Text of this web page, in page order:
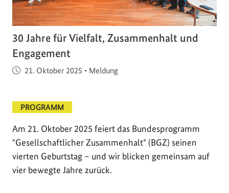
30 Jahre für Vielfalt, Zusammenhalt und
Engagement
Veröffentlicht am
21. Oktober 2025 • Meldung
PROGRAMM
Am 21. Oktober 2025 feiert das Bundesprogramm
"Gesellschaftlicher Zusammenhalt" (BGZ) seinen
vierten Geburtstag – und wir blicken gemeinsam auf
vier bewegte Jahre zurück.